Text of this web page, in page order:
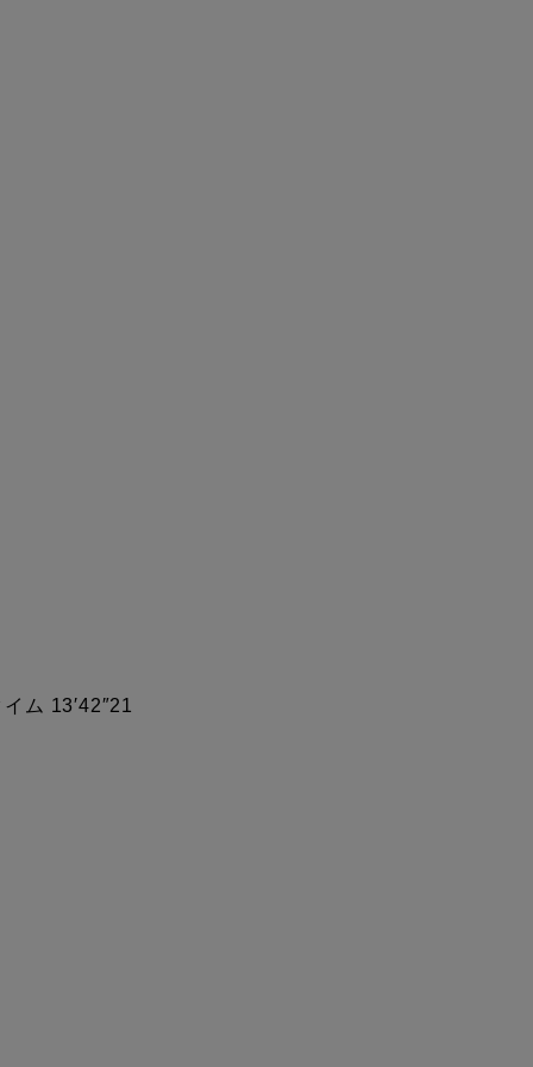
ム 13′42″21